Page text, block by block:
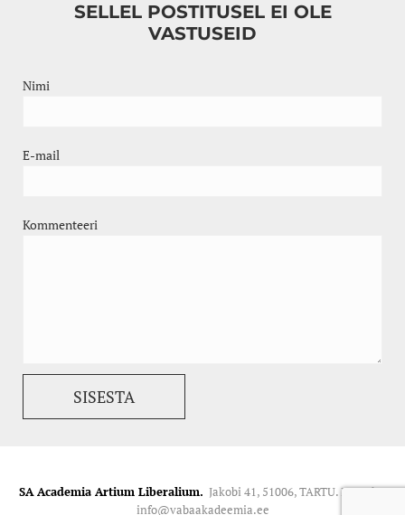
SELLEL POSTITUSEL EI OLE
VASTUSEID
Nimi
E-mail
Kommenteeri
SA Academia Artium Liberalium. Jakobi 41, 51006, TARTU. Kontakt:
info@vabaakadeemia.ee